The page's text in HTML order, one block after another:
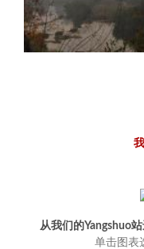
从我们的Yangshuo
单击图表